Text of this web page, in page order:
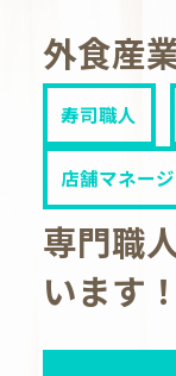
外食産
寿司職人
店舗マネー
専門職
います！